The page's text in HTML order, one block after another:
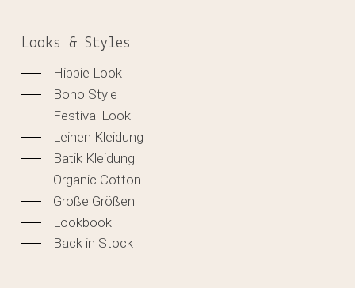
Looks & Styles
Hippie Look
Boho Style
Festival Look
Leinen Kleidung
Batik Kleidung
Organic Cotton
Große Größen
Lookbook
Back in Stock